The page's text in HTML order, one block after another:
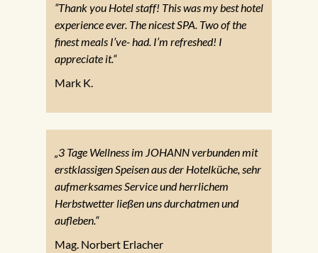
“Thank you Hotel staff! This was my best hotel
experience ever. The nicest SPA. Two of the
finest meals I’ve- had. I’m refreshed! I
appreciate it.“
Mark K.
„3 Tage Wellness im JOHANN verbunden mit
erstklassigen Speisen aus der Hotelküche, sehr
aufmerksames Service und herrlichem
Herbstwetter ließen uns durchatmen und
aufleben.“
Mag. Norbert Erlacher